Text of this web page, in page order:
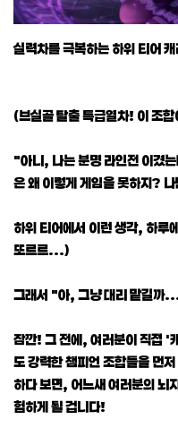
실력차를 극복하는 하위 티어
(브실골 탈출 특급열차! 이 조
"아니, 나는 분명 라인전 이겼
은 왜 이렇게 게임을 못하지?
하위 티어에서 이런 생각, 하
또르르...)
그래서 "아, 그냥 대리 맡길까
잠깐! 그 전에, 여러분이 직접 '
도 강력한 챔피언 조합들을 먼
하다 보면, 어느새 여러분의 뇌
험하게 될 겁니다!